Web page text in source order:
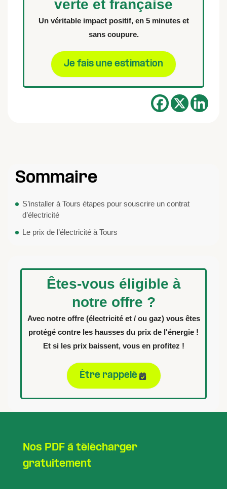
verte et française
Un véritable impact positif, en 5 minutes et
sans coupure.
Je fais une estimation
Sommaire
S’installer à Tours étapes pour souscrire un contrat
d’électricité
Le prix de l’électricité à Tours
Êtes-vous éligible à
notre offre ?
Avec notre offre (électricité et / ou gaz) vous êtes
protégé contre les hausses du prix de l'énergie !
Et si les prix baissent, vous en profitez !
Être rappelé
Nos PDF à télécharger
gratuitement